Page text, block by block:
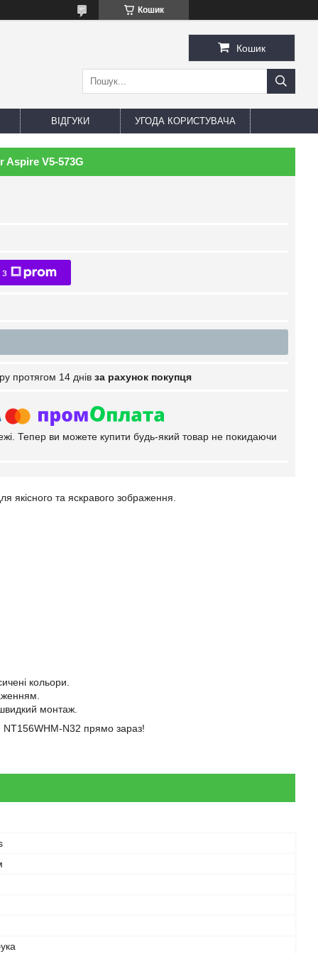
Кошик
Кошик
ВІДГУКИ УГОДА КОРИСТУВАЧА
Aspire V5-573G
протягом 14 днів за рахунок покупця
Тепер ви можете купити будь-який товар не покидаючи
та яскравого зображення.
кольори.
монтаж.
NT156WHM-N32 прямо зараз!